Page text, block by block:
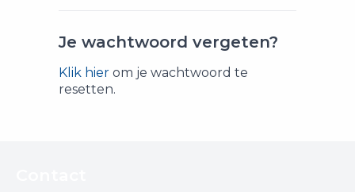
Je wachtwoord vergeten?
Klik hier om je wachtwoord te
resetten.